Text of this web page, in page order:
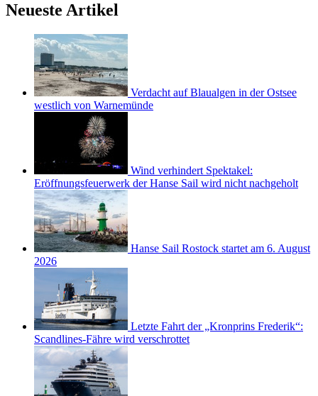
Neueste Artikel
Verdacht auf Blaualgen in der Ostsee
westlich von Warnemünde
Wind verhindert Spektakel:
Eröffnungsfeuerwerk der Hanse Sail wird nicht nachgeholt
Hanse Sail Rostock startet am 6. August
2026
Letzte Fahrt der „Kronprins Frederik“:
Scandlines-Fähre wird verschrottet